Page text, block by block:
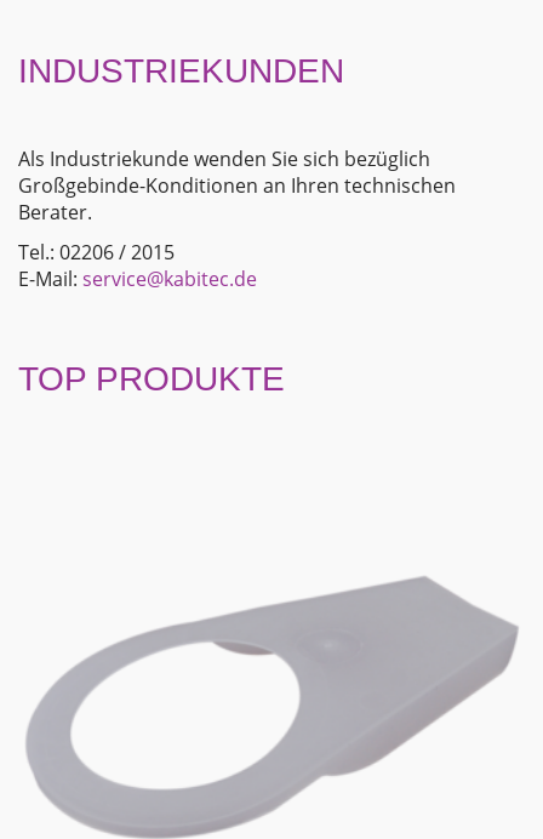
INDUSTRIEKUNDEN
Als Industriekunde wenden Sie sich bezüglich
Großgebinde-Konditionen an Ihren technischen
Berater.
Tel.: 02206 / 2015
E-Mail: service@kabitec.de
TOP PRODUKTE